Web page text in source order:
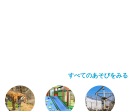
すべてのあそびをみる